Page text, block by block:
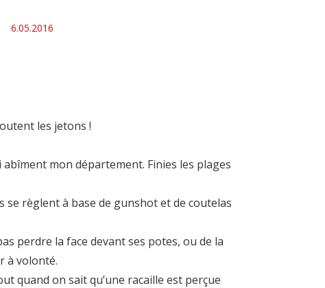
6.05.2016
les jetons !
mon département. Finies les plages
règlent à base de gunshot et de coutelas
perdre la face devant ses potes, ou de la
à volonté.
quand on sait qu’une racaille est perçue